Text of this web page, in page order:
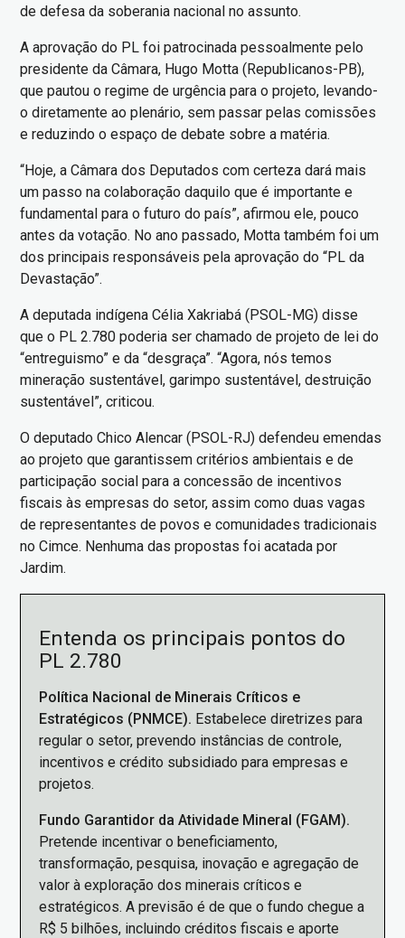
de defesa da soberania nacional no assunto.
A aprovação do PL foi patrocinada pessoalmente pelo
presidente da Câmara, Hugo Motta (Republicanos-PB),
que pautou o regime de urgência para o projeto, levando-
o diretamente ao plenário, sem passar pelas comissões
e reduzindo o espaço de debate sobre a matéria.
“Hoje, a Câmara dos Deputados com certeza dará mais
um passo na colaboração daquilo que é importante e
fundamental para o futuro do país”, afirmou ele, pouco
antes da votação. No ano passado, Motta também foi um
dos principais responsáveis pela aprovação do “PL da
Devastação”.
A deputada indígena Célia Xakriabá (PSOL-MG) disse
que o PL 2.780 poderia ser chamado de projeto de lei do
“entreguismo” e da “desgraça”. “Agora, nós temos
mineração sustentável, garimpo sustentável, destruição
sustentável”, criticou.
O deputado Chico Alencar (PSOL-RJ) defendeu emendas
ao projeto que garantissem critérios ambientais e de
participação social para a concessão de incentivos
fiscais às empresas do setor, assim como duas vagas
de representantes de povos e comunidades tradicionais
no Cimce. Nenhuma das propostas foi acatada por
Jardim.
Entenda os principais pontos do
PL 2.780
Política Nacional de Minerais Críticos e
Estratégicos (PNMCE). Estabelece diretrizes para
regular o setor, prevendo instâncias de controle,
incentivos e crédito subsidiado para empresas e
projetos.
Fundo Garantidor da Atividade Mineral (FGAM).
Pretende incentivar o beneficiamento,
transformação, pesquisa, inovação e agregação de
valor à exploração dos minerais críticos e
estratégicos. A previsão é de que o fundo chegue a
R$ 5 bilhões, incluindo créditos fiscais e aporte